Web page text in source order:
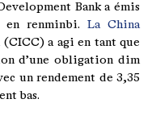
Bank a émis
en renminbi. La China
(CICC) a agi en tant que
d’une obligation dim
un rendement de 3,35
bas.